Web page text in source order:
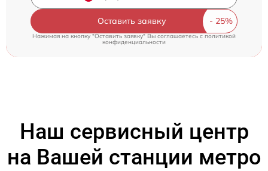
Оставить заявку
Нажимая на кнопку "Оставить заявку" Вы соглашаетесь c политикой
конфиденциальности
Наш сервисный центр
на Вашей станции метро